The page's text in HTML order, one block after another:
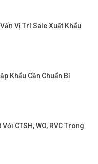
Vị Trí Sale Xuất Khẩu
Khẩu Cần Chuẩn Bị
CTSH, WO, RVC Trong